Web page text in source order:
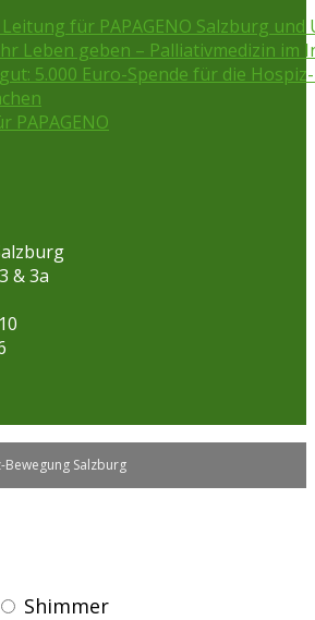
für PAPAGENO Salzburg und
Leben geben – Palliativmedizin im
5.000 Euro-Spende für die
PAPAGENO
& 3a
Salzburg
Shimmer